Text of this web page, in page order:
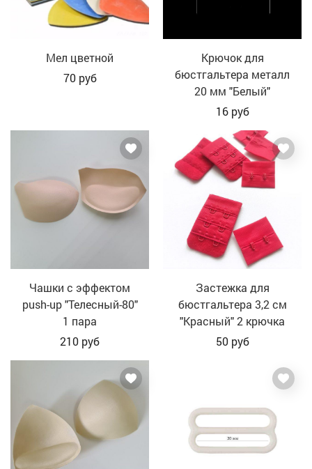
Мел цветной
70руб
Крючок для
бюстгальтера металл
20 мм "Белый"
16руб
Чашки с эффектом
push-up "Телесный-80"
1 пара
210 руб
Застежка для
бюстгальтера 3,2 см
"Красный" 2 крючка
50руб